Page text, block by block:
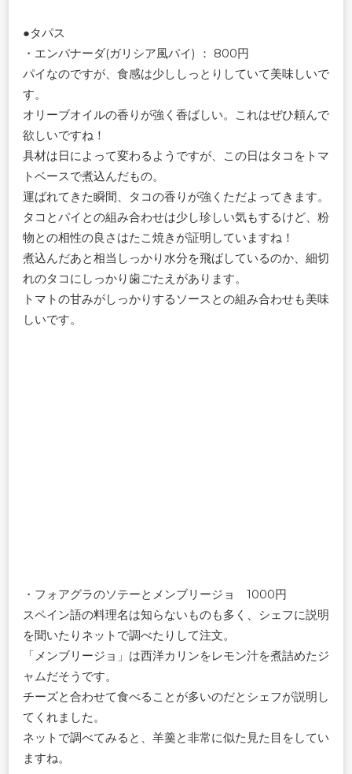
●タパス
・エンパナーダ(ガリシア風パイ) ： 800円
パイなのですが、食感は少ししっとりしていて美味しいで
す。
オリーブオイルの香りが強く香ばしい。これはぜひ頼んで
欲しいですね！
具材は日によって変わるようですが、この日はタコをトマ
トベースで煮込んだもの。
運ばれてきた瞬間、タコの香りが強くただよってきます。
タコとパイとの組み合わせは少し珍しい気もするけど、粉
物との相性の良さはたこ焼きが証明していますね！
煮込んだあと相当しっかり水分を飛ばしているのか、細切
れのタコにしっかり歯ごたえがあります。
トマトの甘みがしっかりするソースとの組み合わせも美味
しいです。
・フォアグラのソテーとメンブリージョ 1000円
スペイン語の料理名は知らないものも多く、シェフに説明
を聞いたりネットで調べたりして注文。
「メンブリージョ」は西洋カリンをレモン汁を煮詰めたジ
ャムだそうです。
チーズと合わせて食べることが多いのだとシェフが説明し
てくれました。
ネットで調べてみると、羊羹と非常に似た見た目をしてい
ますね。